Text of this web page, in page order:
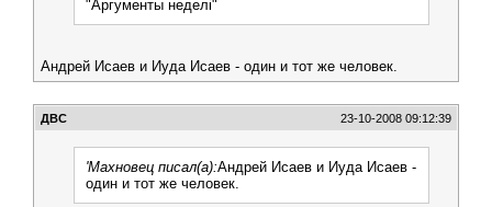
"Аргументы неделi"
Андрей Исаев и Иуда Исаев - один и тот же человек.
ДВС 23-10-2008 09:12:39
'Махновец писал(а):Андрей Исаев и Иуда Исаев -
один и тот же человек.